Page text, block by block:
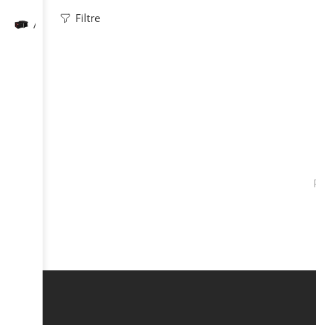
Filtre
Accesorii